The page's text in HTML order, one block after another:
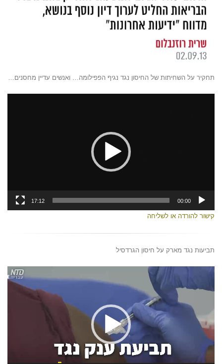
תחקיר על השחיתות של החיסון נגד נגיף הפפילומה… ואנשים עדיין מחסנים…
00:00
17:12
קישור להורדה או לשליחה
תביעות נגד מארק על חיסון הגרדסיל
נגן